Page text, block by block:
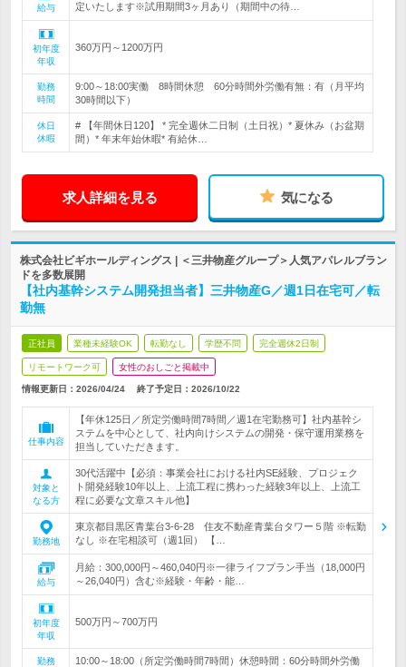
給与
定いたします※試用期間3ヶ月あり（期間中の待…
初年度
年収
360万円～1200万円
勤務
時間
9:00～18:00実働 8時間休憩 60分時間外労働有無：有（月平均
30時間以下）
休日
休暇
# 【年間休日120】 * 完全週休二日制（土日祝）* 夏休み（お盆期
間）* 年末年始休暇* 有給休…
求人詳細を見る 気になる
株式会社ビギホールディングス | ＜三井物産グループ＞人気アパレルブラン
ドを多数展開
【社内基幹システム開発担当者】三井物産G／週1日在宅可／転
勤無
正社員 業種未経験OK 転勤なし 学歴不問 完全週休2日制
リモートワーク可 女性のおしごと掲載中
情報更新日：2026/04/24 終了予定日： 2026/10/22
仕事内容
【年休125日／所定労働時間7時間／週1在宅勤務可】社内基幹シ
ステムを中心として、社内向けシステムの開発・保守運用業務を
担当していただきます。
対象と
なる方
30代活躍中【必須：事業会社における社内SE経験、プロジェク
ト開発経験10年以上、上流工程に携わった経験3年以上、上流工
程に必要な文章スキル他】
勤務地
東京都目黒区青葉台3-6-28 住友不動産青葉台タワー５階 ※転勤
なし ※在宅相談可（週1回） 【…
給与
月給：300,000円～460,040円※一律ライフプラン手当（18,000円
～26,040円）含む※経験・年齢・能…
初年度
年収
500万円～700万円
勤務 10:00～18:00（所定労働時間7時間）休憩時間：60分時間外労働